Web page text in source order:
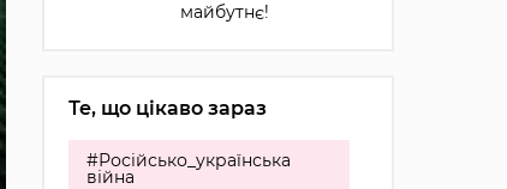
майбутнє!
Те, що цікаво зараз
#Російсько_українська
війна